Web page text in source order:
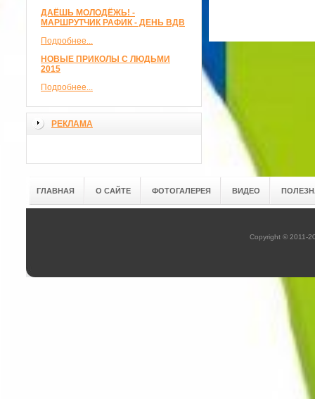
ДАЁШЬ МОЛОДЁЖЬ! -
МАРШРУТЧИК РАФИК - ДЕНЬ ВДВ
Подробнее...
НОВЫЕ ПРИКОЛЫ С ЛЮДЬМИ
2015
Подробнее...
РЕКЛАМА
ГЛАВНАЯ О САЙТЕ ФОТОГАЛЕРЕЯ ВИДЕО
Copyright © 2011-